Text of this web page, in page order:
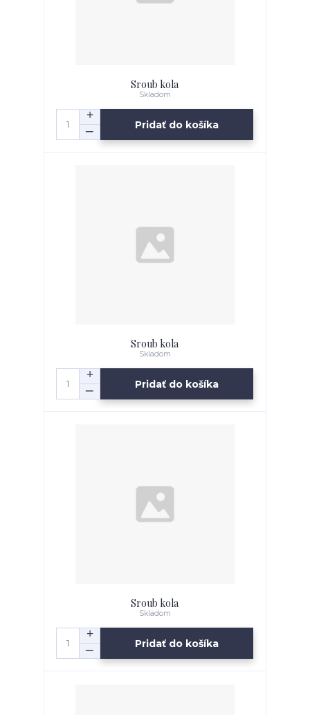
Sroub kola
Skladom
Pridať do košíka
Sroub kola
Skladom
Pridať do košíka
Sroub kola
Skladom
Pridať do košíka